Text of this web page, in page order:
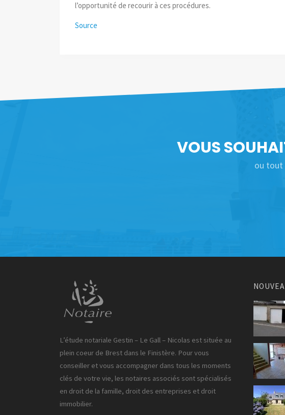
l’opportunité de recourir à ces procédures.
Source
VOUS
ou tout
L’étude notariale Gestin – Le Gall – Nicolas est située au
plein coeur de Brest dans le Finistère. Pour vous
conseiller et vous accompagner dans tous les moments
clés de votre vie, les notaires associés sont spécialisés
en droit de la famille, droit des entreprises et droit
immobilier.